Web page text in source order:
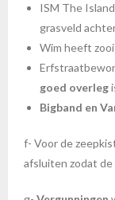
ISM The
grasveld
Wim heeft
goed overleg
Bigband en
f- Voor de
afsluiten zodat de